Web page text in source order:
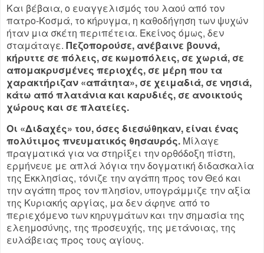
Και βέβαια, ο ευαγγελισμός του λαού από τον
πατρο-Κοσμά, το κήρυγμα, η καθοδήγηση των ψυχών
ήταν μια σκέτη περιπέτεια. Εκείνος όμως, δεν
σταμάταγε. Πεζοπορούσε, ανέβαινε βουνά,
κήρυττε σε πόλεις, σε κωμοπόλεις, σε χωριά, σε
απομακρυσμένες περιοχές, σε μέρη που τα
χαρακτήριζαν «απάτητα», σε χειμαδιά, σε νησιά,
κάτω από πλατάνια και καρυδιές, σε ανοικτούς
χώρους και σε πλατείες.
Οι «Διδαχές» του, όσες διεσώθηκαν, είναι ένας
πολύτιμος πνευματικός θησαυρός. Μίλαγε
πραγματικά για να στηρίξει την ορθόδοξη πίστη,
ερμήνευε με απλά λόγια την δογματική διδασκαλία
της Εκκλησίας, τόνιζε την αγάπη προς τον Θεό και
την αγάπη προς τον πλησίον, υπογράμμιζε την αξία
της Κυριακής αργίας, μα δεν άφηνε από το
περιεχόμενο των κηρυγμάτων και την σημασία της
ελεημοσύνης, της προσευχής, της μετάνοιας, της
ευλάβειας προς τους αγίους.